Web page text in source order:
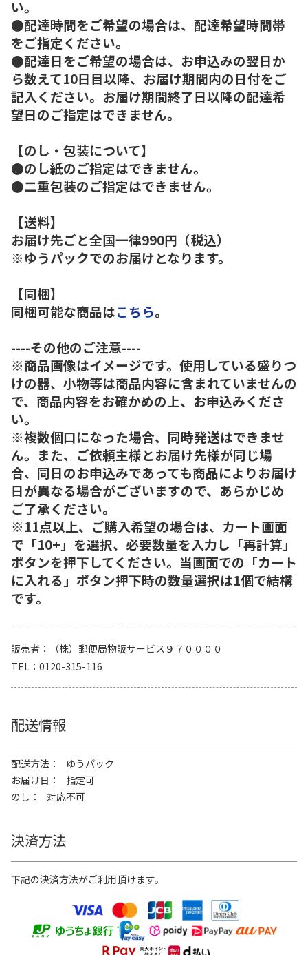
い。
●配達時間をご希望の場合は、配達希望時間帯
をご指定ください。
●配達日をご希望の場合は、お申込みの翌日か
ら数えて10日目以降、お届け期間内の日付をご
記入ください。お届け期間終了日以降の配達希
望日のご指定はできません。
【のし・包装について】
●のし紙のご指定はできません。
●二重包装のご指定はできません。
【送料】
お届け先ごと全国一律990円（税込）
※ゆうパックでのお届けとなります。
【同梱】
同梱可能な商品はこちら。
----その他のご注意----
※商品画像はイメージです。使用している盛りつ
けの器、小物等は商品内容に含まれていませんの
で、商品内容をお確かめの上、お申込みくださ
い。
※複数個口になった場合、同時発送はできませ
ん。また、ご依頼主様とお届け先様が同じ場
合、同日のお申込みであっても商品によりお届け
日が異なる場合がございますので、あらかじめ
ご了承ください。
※11点以上、ご購入希望の場合は、カート画面
で「10+」を選択、必要数量を入力し「再計算」
ボタンを押下してください。当画面での「カート
に入れる」ボタン押下時の数量選択は1個で結構
です。
販売者
（株）郵便局物販サービス９７００００
TEL
0120-315-116
配送情報
配送方法
ゆうパック
お届け日
指定可
のし
対応不可
決済方法
下記の決済方法がご利用頂けます。